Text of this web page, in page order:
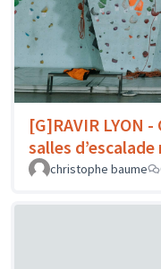
[G]RAVIR LYON
salles
christophe baume